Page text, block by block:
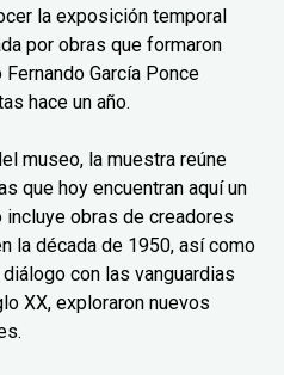
la exposición temporal
por obras que formaron
García Ponce
hace un año.
museo, la muestra reúne
que hoy encuentran aquí un
incluye obras de creadores
la década de 1950, así como
con las vanguardias
XX, exploraron nuevos